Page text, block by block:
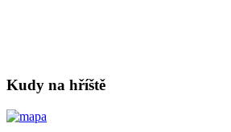
Kudy na hříště